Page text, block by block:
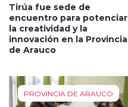
Tirúa fue sede de
encuentro para potenciar
la creatividad y la
innovación en la Provincia
de Arauco
PROVINCIA DE ARAUCO